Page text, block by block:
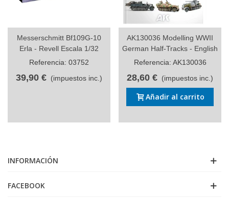
Messerschmitt Bf109G-10
Erla - Revell Escala 1/32
Referencia: 03752
39,90 € (impuestos inc.)
AK130036 Modelling WWII
German Half-Tracks - English
Referencia: AK130036
28,60 € (impuestos inc.)
Añadir al carrito
INFORMACIÓN
FACEBOOK